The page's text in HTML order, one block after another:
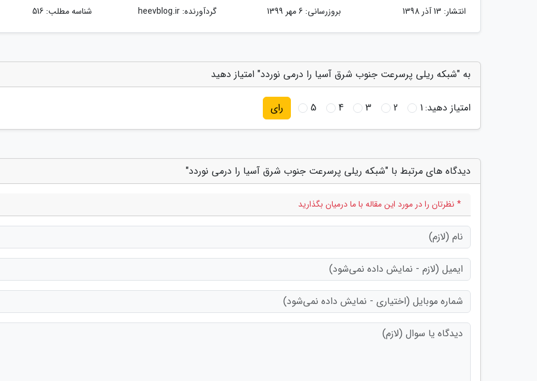
انتشار: 13 آذر 1398 بروزرسانی: 6 مهر 1399 گردآورنده:heevblog.ir شناسه مطلب: 516
به "شبکه ریلی پرسرعت جنوب شرق آسیا را درمی نوردد" امتیاز دهید
امتیاز دهید:1
2
3
4
5 رای
دیدگاه های مرتبط با "شبکه ریلی پرسرعت جنوب شرق آسیا را درمی نوردد"
* نظرتان را در مورد این مقاله با ما درمیان بگذارید